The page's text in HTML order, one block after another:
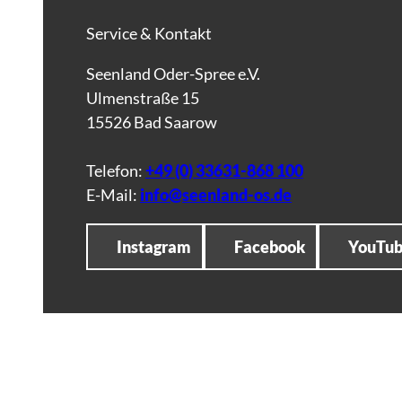
Service & Kontakt
Seenland Oder-Spree e.V.
Ulmenstraße 15
15526 Bad Saarow
Telefon:+49 (0) 33631-868 100
E-Mail: info@seenland-os.de
Instagram Facebook